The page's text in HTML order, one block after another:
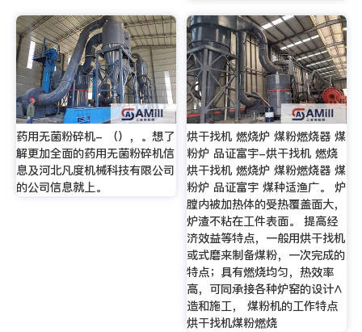
药用无菌粉碎机- （），。想了
解更加全面的药用无菌粉碎机信
息及河北凡度机械科技有限公司
的公司信息就上。
烘干找机 燃烧炉 煤粉燃烧器 煤
粉炉 品证富宇-烘干找机 燃烧
烘干找机 燃烧炉 煤粉燃烧器 煤
粉炉 品证富宇 煤种适渔广。 炉
膛内被加热体的受热覆盖面大，
炉渣不粘在工件表面。 提高经
济效益等特点，一般用烘干找机
或式磨来制备煤粉，一次完成的
特点；具有燃烧均匀，热效率
高，可同承接各种炉窑的设计∧
造和施工， 煤粉机的工作特点
烘干找机煤粉燃烧